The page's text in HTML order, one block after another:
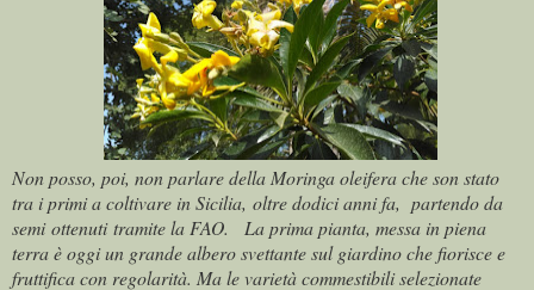
Non posso, poi, non parlare della Moringa oleifera che son stato
tra i primi a coltivare in Sicilia, oltre dodici anni fa, partendo da
semi ottenuti tramite la FAO. La prima pianta, messa in piena
terra è oggi un grande albero svettante sul giardino che fiorisce e
fruttifica con regolarità. Ma le varietà commestibili selezionate